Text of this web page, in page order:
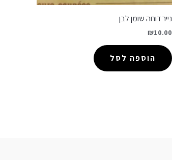
נייר דוחה שומן לבן
₪10.00
הוספה לסל